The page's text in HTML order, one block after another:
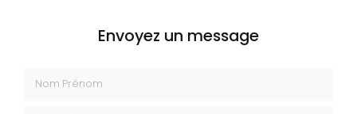
Envoyez un message